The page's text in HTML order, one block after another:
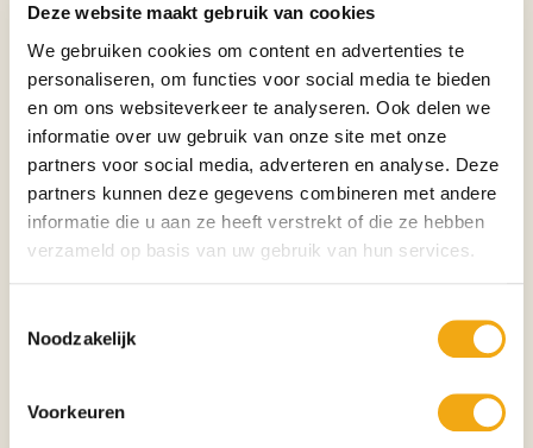
Deze website maakt gebruik van cookies
We gebruiken cookies om content en advertenties te
personaliseren, om functies voor social media te bieden
en om ons websiteverkeer te analyseren. Ook delen we
informatie over uw gebruik van onze site met onze
partners voor social media, adverteren en analyse. Deze
partners kunnen deze gegevens combineren met andere
informatie die u aan ze heeft verstrekt of die ze hebben
verzameld op basis van uw gebruik van hun services.
Noodzakelijk
Voorkeuren
emotie, warmte en humor samen in één sculptuur. Hierdoor ontstaat een
kunstwerk dat niet alleen mooi is om naar te kijken, maar ook iedere dag
opnieuw een glimlach oproept.
"Happy Cat" laat zien dat geluk vaak schuilt in de eenvoudigste
momenten. Een ontspannen middag, een glimlach en het gezelschap van
een trouwe kat vormen samen een ode aan het genieten van het leven.
De kunstenaar heeft dit gevoel op prachtige wijze weten vast te leggen in
brons.
Symboliek
• Liefde
• Harmonie